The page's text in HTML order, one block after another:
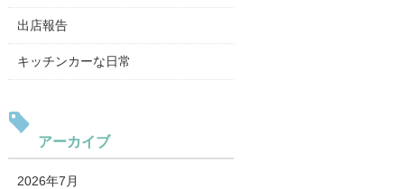
出店報告
キッチンカーな日常
アーカイブ
2026年7月